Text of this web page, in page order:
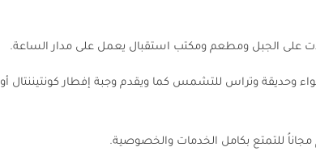
على الجبل ومطعم ومكتب استقبال يعمل على مدار الساعة.
وحديقة وتراس للتشمس كما ويقدم وجبة إفطار كونتيننتال أو
للتمتع بكامل الخدمات والخصوصية.